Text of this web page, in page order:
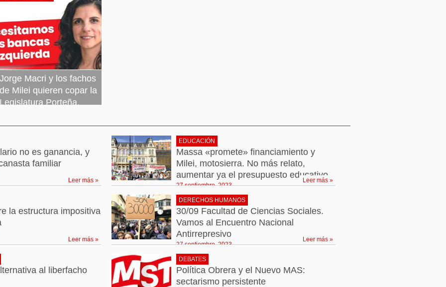
Leer más »
Jorge Macri y los fachos
de Milei quieren copar la
Legislatura Porteña.
bancas de izquierda
no es ganancia, y
familiar
Leer más »
EDUCACIÓN
Massa «promete» financiamiento y
Milei, motosierra. No más relato,
aumentar ya el presupuesto educativo
27 septiembre, 2023
Leer más »
la estructura impositiva
Leer más »
DERECHOS HUMANOS
30/09 Facultad de Ciencias Sociales.
Vamos al Encuentro Nacional
Antirrepresivo
27 septiembre, 2023
Leer más »
al liberfacho
DEBATES
Política Obrera y el Nuevo MAS:
sectarismo persistente